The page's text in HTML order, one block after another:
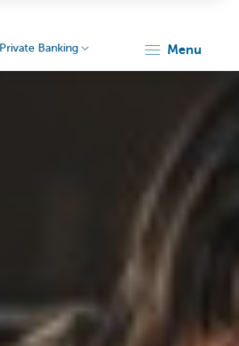
Private Banking menu